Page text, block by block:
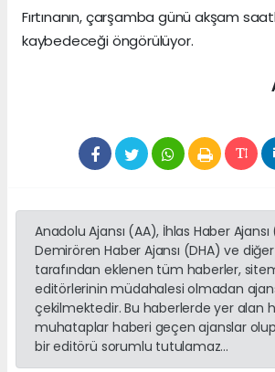
Fırtınanın, çarşamba günü akşam
kaybedeceği öngörülüyor.
Anadolu Ajansı (AA), İhlas Haber Ajansı
Demirören Haber Ajansı (DHA) ve
tarafından eklenen tüm haberler,
editörlerinin müdahalesi olmadan
çekilmektedir. Bu haberlerde yer alan
muhataplar haberi geçen ajanslar
bir editörü sorumlu tutulamaz...